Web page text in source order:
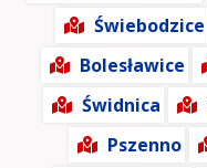
Świebodzice
Bolesławice
Świdnica
Pszenno